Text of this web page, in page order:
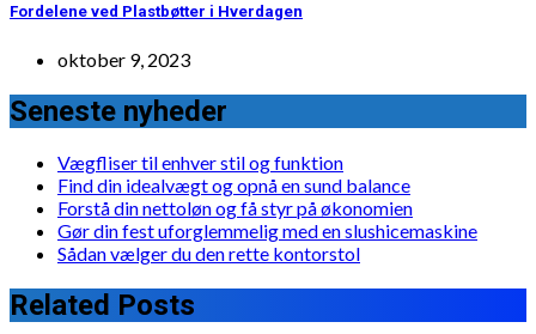
Fordelene ved Plastbøtter i Hverdagen
oktober 9, 2023
Seneste nyheder
Vægfliser til enhver stil og funktion
Find din idealvægt og opnå en sund balance
Forstå din nettoløn og få styr på økonomien
Gør din fest uforglemmelig med en slushicemaskine
Sådan vælger du den rette kontorstol
Related Posts